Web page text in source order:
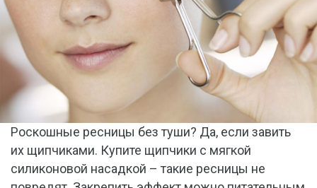
Роскошные ресницы без туши? Да, если завить
их щипчиками. Купите щипчики с мягкой
силиконовой насадкой – такие ресницы не